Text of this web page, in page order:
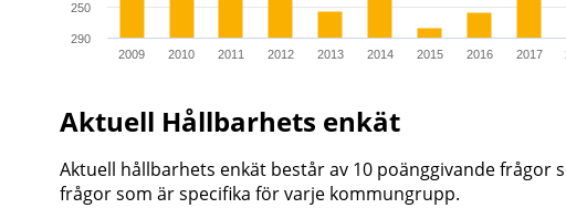
2009 2010 2011 2012 2013 2014 2015 2016 2017
250
290
Aktuell Hållbarhets enkät
Aktuell hållbarhets enkät består av 10 poänggivande frågor
frågor som är specifika för varje kommungrupp.